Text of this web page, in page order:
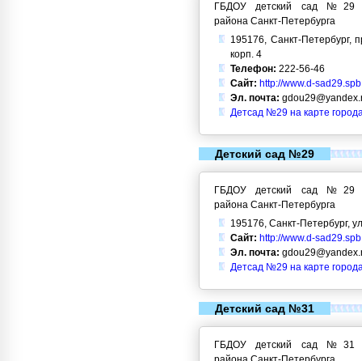
ГБДОУ детский сад №29
района Санкт-Петербурга
195176, Санкт-Петербург,
корп. 4
Телефон: 222-56-46
Сайт: http://www.d-
Эл. почта:
Детсад №29 на карте
Детский сад №29
ГБДОУ детский сад №29
района Санкт-Петербурга
195176, Санкт-Петербург,
Сайт: http://www.d-
Эл. почта:
Детсад №29 на карте
Детский сад №31
ГБДОУ детский сад №31